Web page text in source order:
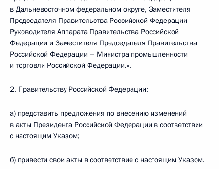
в Дальневосточном федеральном округе, Заместителя
Председателя Правительства Российской Федерации –
Руководителя Аппарата Правительства Российской
Федерации и Заместителя Председателя Правительства
Российской Федерации – Министра промышленности
и торговли Российской Федерации.».
2. Правительству Российской Федерации:
а) представить предложения по внесению изменений
в акты Президента Российской Федерации в соответствии
с настоящим Указом;
б) привести свои акты в соответствие с настоящим Указом.